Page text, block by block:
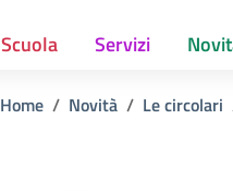
Scuola Servizi
Home Novità Le circolari